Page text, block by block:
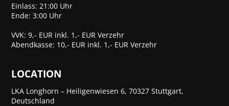
Einlass: 21:00 Uhr
Ende: 3:00 Uhr
VVK: 9,- EUR inkl. 1,- EUR Verzehr
Abendkasse: 10,- EUR inkl. 1,- EUR Verzehr
LOCATION
LKA Longhorn – Heiligenwiesen 6, 70327 Stuttgart,
Deutschland